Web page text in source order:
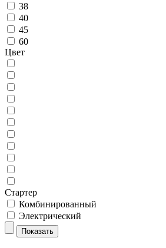
38
40
45
60
Цвет
Стартер
Комбинированный
Электрический
Показать